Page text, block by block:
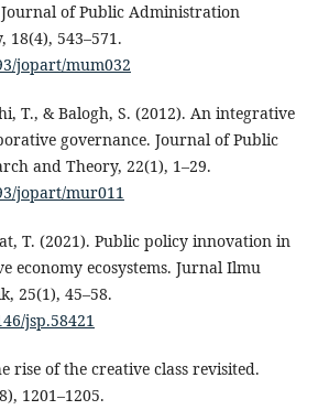
of Public Administration
18(4), 543–571.
jopart/mum032
T., & Balogh, S. (2012). An integrative
governance. Journal of Public
and Theory, 22(1), 1–29.
jopart/mur011
T. (2021). Public policy innovation in
economy ecosystems. Jurnal Ilmu
25(1), 45–58.
jsp.58421
rise of the creative class revisited.
1201–1205.